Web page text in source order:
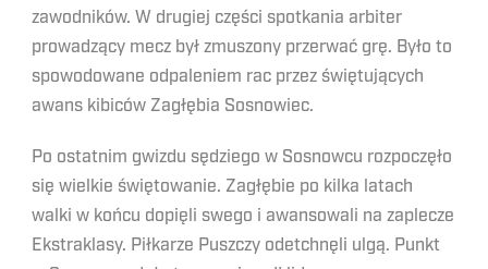
zawodników. W drugiej części spotkania arbiter
prowadzący mecz był zmuszony przerwać grę. Było to
spowodowane odpaleniem rac przez świętujących
awans kibiców Zagłębia Sosnowiec.
Po ostatnim gwizdu sędziego w Sosnowcu rozpoczęło
się wielkie świętowanie. Zagłębie po kilka latach
walki w końcu dopięli swego i awansowali na zaplecze
Ekstraklasy. Piłkarze Puszczy odetchnęli ulgą. Punkt